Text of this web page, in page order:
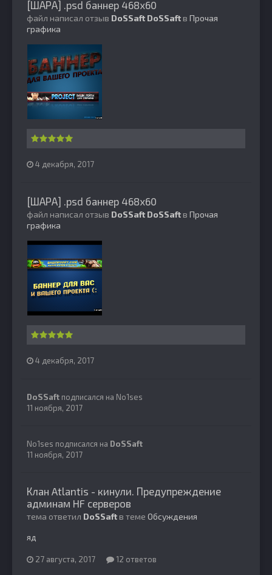
[ШАРА] .psd баннер 468x60
файл написал отзыв DoSSaft DoSSaftв Прочая
графика
4 декабря, 2017
[ШАРА] .psd баннер 468x60
файл написал отзыв DoSSaft DoSSaftв Прочая
графика
4 декабря, 2017
DoSSaft подписался на No1ses
11 ноября, 2017
No1ses подписался на DoSSaft
11 ноября, 2017
Клан Atlantis - кинули. Предупреждение
админам HF серверов
тема ответил DoSSaftв теме Обсуждения
яд
27 августа, 2017 12 ответов